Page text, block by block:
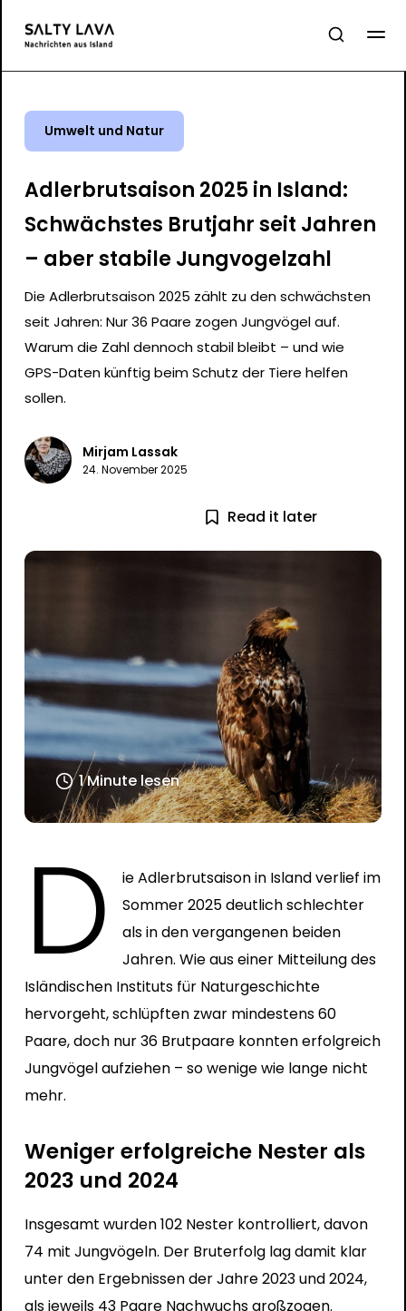
Umwelt und Natur
Adlerbrutsaison 2025 in Island:
Schwächstes Brutjahr seit Jahren
– aber stabile Jungvogelzahl
Die Adlerbrutsaison 2025 zählt zu den schwächsten
seit Jahren: Nur 36 Paare zogen Jungvögel auf.
Warum die Zahl dennoch stabil bleibt – und wie
GPS-Daten künftig beim Schutz der Tiere helfen
sollen.
Mirjam Lassak
24. November 2025
Read it later
1 Minute lesen
D
ie Adlerbrutsaison in Island verlief im
Sommer 2025 deutlich schlechter
als in den vergangenen beiden
Jahren. Wie aus einer Mitteilungdes
Isländischen Instituts für Naturgeschichte
hervorgeht, schlüpften zwar mindestens 60
Paare, doch nur 36 Brutpaare konnten erfolgreich
Jungvögel aufziehen – so wenige wie lange nicht
mehr.
Weniger erfolgreiche Nester als
2023 und 2024
Insgesamt wurden 102 Nester kontrolliert, davon
74 mit Jungvögeln. Der Bruterfolg lag damit klar
unter den Ergebnissen der Jahre 2023 und 2024,
als jeweils 43 Paare Nachwuchs großzogen.